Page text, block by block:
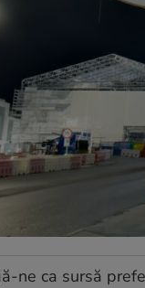
ne ca sursă